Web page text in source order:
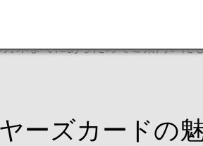
います。
、お詫び申し上げます。
末までにあらためてご案内いた
ーズカードの